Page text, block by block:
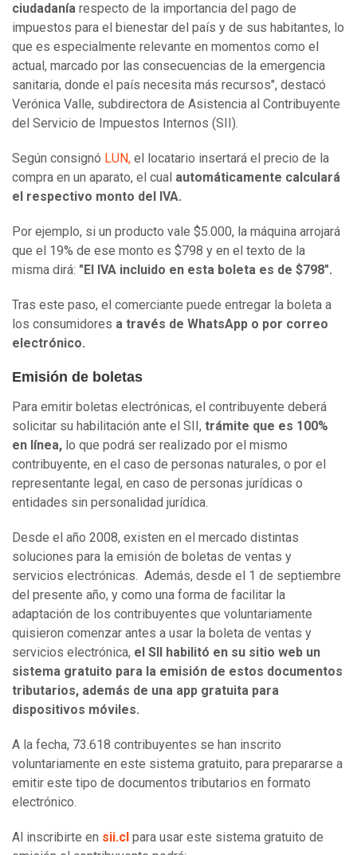
ciudadanía respecto de la importancia del pago de
impuestos para el bienestar del país y de sus habitantes, lo
que es especialmente relevante en momentos como el
actual, marcado por las consecuencias de la emergencia
sanitaria, donde el país necesita más recursos", destacó
Verónica Valle, subdirectora de Asistencia al Contribuyente
del Servicio de Impuestos Internos (SII).
Según consignó LUN, el locatario insertará el precio de la
compra en un aparato, el cual automáticamente calculará
el respectivo monto del IVA.
Por ejemplo, si un producto vale $5.000, la máquina arrojará
que el 19% de ese monto es $798 y en el texto de la
misma dirá: "El IVA incluido en esta boleta es de $798".
Tras este paso, el comerciante puede entregar la boleta a
los consumidores a través de WhatsApp o por correo
electrónico.
Emisión de boletas
Para emitir boletas electrónicas, el contribuyente deberá
solicitar su habilitación ante el SII, trámite que es 100%
en línea, lo que podrá ser realizado por el mismo
contribuyente, en el caso de personas naturales, o por el
representante legal, en caso de personas jurídicas o
entidades sin personalidad jurídica.
Desde el año 2008, existen en el mercado distintas
soluciones para la emisión de boletas de ventas y
servicios electrónicas. Además, desde el 1 de septiembre
del presente año, y como una forma de facilitar la
adaptación de los contribuyentes que voluntariamente
quisieron comenzar antes a usar la boleta de ventas y
servicios electrónica, el SII habilitó en su sitio web un
sistema gratuito para la emisión de estos documentos
tributarios, además de una app gratuita para
dispositivos móviles.
A la fecha, 73.618 contribuyentes se han inscrito
voluntariamente en este sistema gratuito, para prepararse a
emitir este tipo de documentos tributarios en formato
electrónico.
Al inscribirte en sii.cl para usar este sistema gratuito de